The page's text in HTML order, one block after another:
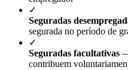
✓
Seguradas
segurada no período de
✓
Seguradas facultativas
contribuem